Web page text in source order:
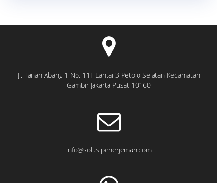
Jl. Tanah Abang 1 No. 11F Lantai 3 Petojo Selatan Kecamatan
Gambir Jakarta Pusat 10160
info@solusipenerjemah.com